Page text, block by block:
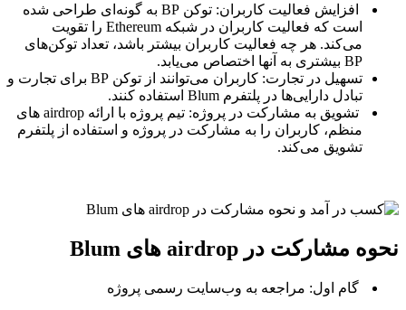
افزایش فعالیت کاربران: توکن BP به گونه‌ای طراحی شده
است که فعالیت کاربران در شبکه Ethereum را تقویت
می‌کند. هر چه فعالیت کاربران بیشتر باشد، تعداد توکن‌های
BP بیشتری به آنها اختصاص می‌یابد.
تسهیل در تجارت: کاربران می‌توانند از توکن BP برای تجارت و
تبادل دارایی‌ها در پلتفرم Blum استفاده کنند.
تشویق به مشارکت در پروژه: تیم پروژه با ارائه airdrop های
منظم، کاربران را به مشارکت در پروژه و استفاده از پلتفرم
تشویق می‌کند.
نحوه مشارکت در airdrop های Blum
گام اول: مراجعه به وب‌سایت رسمی پروژه